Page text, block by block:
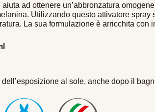
aiuta ad ottenere un’abbronzatura
Utilizzando questo attivatore spray
La sua formulazione è arricchita con
al sole, anche dopo il